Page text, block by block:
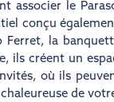
associer le
conçu
Ferret, la
ils créent un
où ils
de